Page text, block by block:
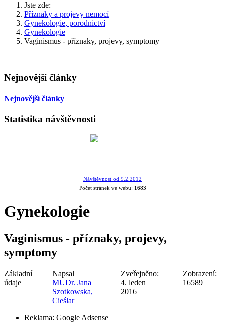
Jste zde:
Příznaky a projevy nemocí
Gynekologie, porodnictví
Gynekologie
Vaginismus - příznaky, projevy, symptomy
Nejnovější články
Nejnovější články
Statistika návštěvnosti
Návštěvnost od 9.2.2012
Počet stránek ve webu: 1683
Gynekologie
Vaginismus - příznaky, projevy,
symptomy
Základní
údaje
Napsal
MUDr. Jana
Szotkowska,
Cieślar
Zveřejněno:
4. leden
2016
Zobrazení:
16589
Reklama: Google Adsense